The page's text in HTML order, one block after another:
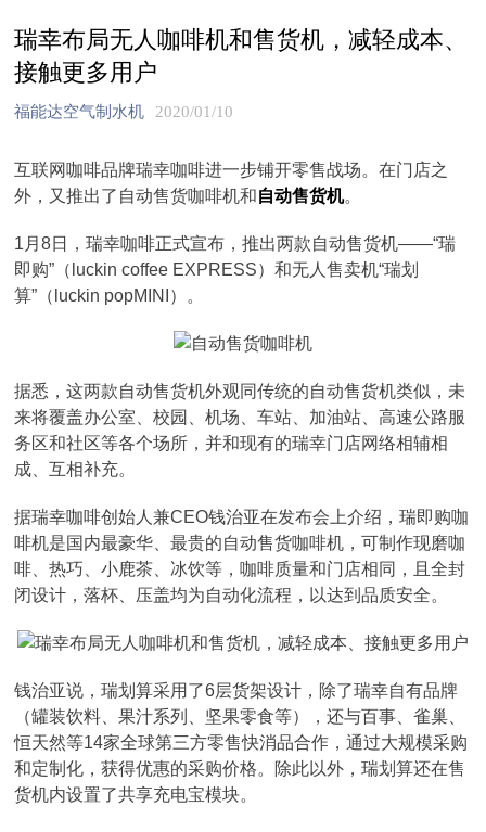
瑞幸布局无人咖啡机和售货机，减轻成本、
接触更多用户
福能达空气制水机 2020/01/10
互联网咖啡品牌瑞幸咖啡进一步铺开零售战场。在门店之
外，又推出了自动售货咖啡机和自动售货机。
1月8日，瑞幸咖啡正式宣布，推出两款自动售货机——“瑞
即购”（luckin coffee EXPRESS）和无人售卖机“瑞划
算”（luckin popMINI）。
据悉，这两款自动售货机外观同传统的自动售货机类似，未
来将覆盖办公室、校园、机场、车站、加油站、高速公路服
务区和社区等各个场所，并和现有的瑞幸门店网络相辅相
成、互相补充。
据瑞幸咖啡创始人兼CEO钱治亚在发布会上介绍，瑞即购咖
啡机是国内最豪华、最贵的自动售货咖啡机，可制作现磨咖
啡、热巧、小鹿茶、冰饮等，咖啡质量和门店相同，且全封
闭设计，落杯、压盖均为自动化流程，以达到品质安全。
钱治亚说，瑞划算采用了6层货架设计，除了瑞幸自有品牌
（罐装饮料、果汁系列、坚果零食等），还与百事、雀巢、
恒天然等14家全球第三方零售快消品合作，通过大规模采购
和定制化，获得优惠的采购价格。除此以外，瑞划算还在售
货机内设置了共享充电宝模块。